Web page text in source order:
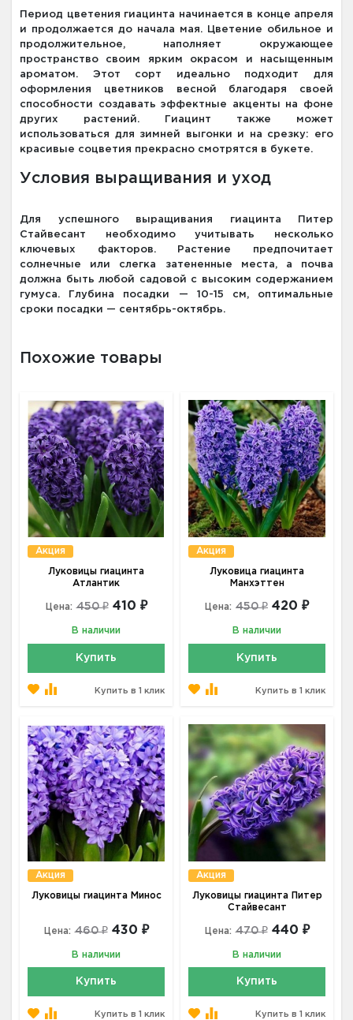
Период цветения гиацинта начинается в конце апреля
и продолжается до начала мая. Цветение обильное и
продолжительное, наполняет окружающее
пространство своим ярким окрасом и насыщенным
ароматом. Этот сорт идеально подходит для
оформления цветников весной благодаря своей
способности создавать эффектные акценты на фоне
других растений. Гиацинт также может
использоваться для зимней выгонки и на срезку: его
красивые соцветия прекрасно смотрятся в букете.
Условия выращивания и уход
Для успешного выращивания гиацинта Питер
Стайвесант необходимо учитывать несколько
ключевых факторов. Растение предпочитает
солнечные или слегка затененные места, а почва
должна быть любой садовой с высоким содержанием
гумуса. Глубина посадки — 10-15 см, оптимальные
сроки посадки — сентябрь-октябрь.
Похожие товары
Акция
Луковицы гиацинта
Атлантик
Цена: 450 ₽ 410 ₽
В наличии
Купить
Купить в 1 клик
Акция
Луковица гиацинта
Манхэттен
Цена: 450 ₽ 420 ₽
В наличии
Купить
Купить в 1 клик
Акция
Луковицы гиацинта Минос
Цена: 460 ₽ 430 ₽
В наличии
Купить
Купить в 1 клик
Акция
Луковицы гиацинта Питер
Стайвесант
Цена: 470 ₽ 440 ₽
В наличии
Купить
Купить в 1 клик